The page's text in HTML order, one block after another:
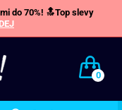
do 70%! 🔝Top slevy
0